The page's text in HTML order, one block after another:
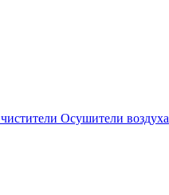
Осушители воздуха